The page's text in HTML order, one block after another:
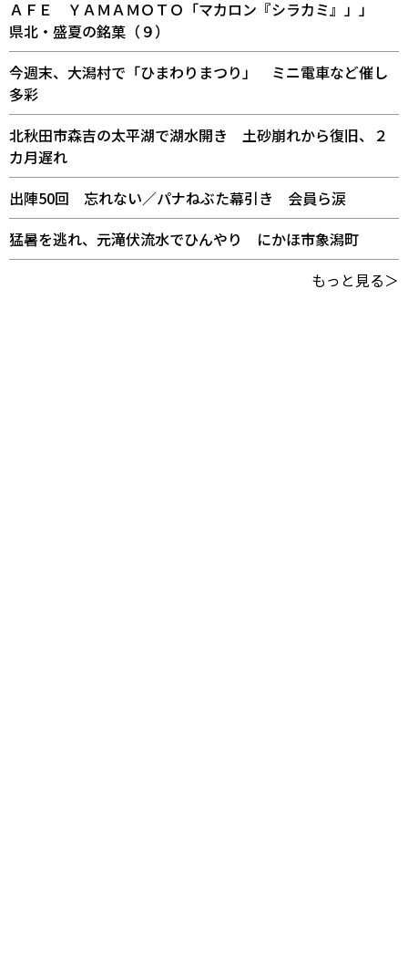
ＡＦＥ ＹＡＭＡＭＯＴＯ「マカロン『シラカミ』」」
県北・盛夏の銘菓（９）
今週末、大潟村で「ひまわりまつり」 ミニ電車など催し
多彩
北秋田市森吉の太平湖で湖水開き 土砂崩れから復旧、２
カ月遅れ
出陣50回 忘れない／パナねぶた幕引き 会員ら涙
猛暑を逃れ、元滝伏流水でひんやり にかほ市象潟町
もっと見る＞